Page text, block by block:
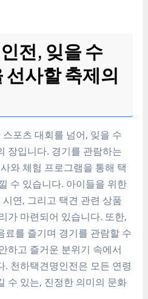
전, 잊을 수
선사할 축제의
포츠 대회를 넘어, 잊을 수
장입니다. 경기를 관람하는
와 체험 프로그램을 통해 택
수 있습니다. 아이들을 위한
연, 그리고 택견 관련 상품
가 마련되어 있습니다. 또한,
료를 즐기며 경기를 관람할 수
하고 즐거운 분위기 속에서
. 천하택견명인전은 모든 연령
수 있는, 진정한 의미의 문화